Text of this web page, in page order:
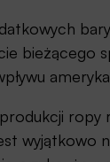
bieżącego
ropy
wyjątkowo